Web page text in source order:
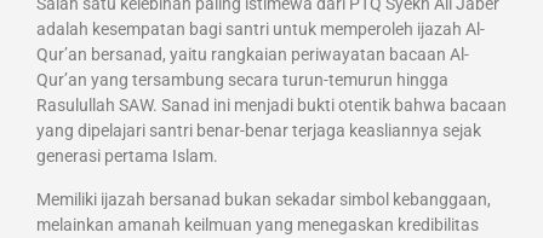
Salah satu kelebihan paling istimewa dari PTQ Syekh Ali Jaber
adalah kesempatan bagi santri untuk memperoleh ijazah Al-
Qur’an bersanad, yaitu rangkaian periwayatan bacaan Al-
Qur’an yang tersambung secara turun-temurun hingga
Rasulullah SAW. Sanad ini menjadi bukti otentik bahwa bacaan
yang dipelajari santri benar-benar terjaga keasliannya sejak
generasi pertama Islam.
Memiliki ijazah bersanad bukan sekadar simbol kebanggaan,
melainkan amanah keilmuan yang menegaskan kredibilitas